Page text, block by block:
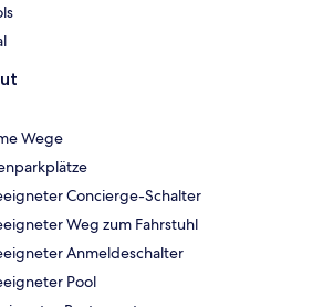
Wege
Concierge-Schalter
Weg zum Fahrstuhl
Anmeldeschalter
Pool